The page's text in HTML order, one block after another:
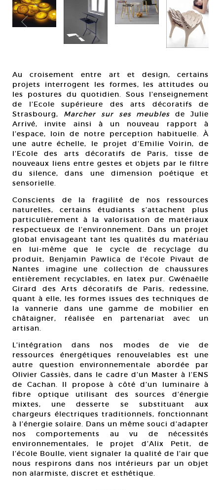
Au croisement entre art et design, certains
projets interrogent les formes, les attitudes ou
les postures du quotidien. Sous l’enseignement
de l’Ecole supérieure des arts décoratifs de
Strasbourg, Marcher sur ses meubles de Julie
Arrivé, invite ainsi à un nouveau rapport à
l’espace, loin de notre perception habituelle. À
une autre échelle, le projet d’Emilie Voirin, de
l’Ecole des arts décoratifs de Paris, tisse de
nouveaux liens entre gestes et objets par le filtre
du silence, dans une dimension poétique et
sensorielle.
Conscients de la fragilité de nos ressources
naturelles, certains étudiants s’attachent plus
particulièrement à la valorisation de matériaux
respectueux de l’environnement. Dans un projet
global envisageant tant les qualités du matériau
en lui-même que le cycle de recyclage du
produit, Benjamin Pawlica de l’école Pivaut de
Nantes imagine une collection de chaussures
entièrement recyclables, en latex pur. Gwénaëlle
Girard des Arts décoratifs de Paris, redessine,
quant à elle, les formes issues des techniques de
la vannerie dans une gamme de mobilier en
châtaigner, réalisée en partenariat avec un
artisan.
L’intégration dans nos modes de vie de
ressources énergétiques renouvelables est une
autre question environnementale abordée par
Olivier Gassiès, dans le cadre d’un Master à l’ENS
de Cachan. Il propose à côté d’un luminaire à
fibre optique utilisant des sources d’énergie
mixtes, une desserte se substituant aux
chargeurs électriques traditionnels, fonctionnant
à l’énergie solaire. Dans un même souci d’adapter
nos comportements au vu de nécessités
environnementales, le projet d’Alix Petit, de
l’école Boulle, vient signaler la qualité de l’air que
nous respirons dans nos intérieurs par un objet
non alarmiste, discret et esthétique.